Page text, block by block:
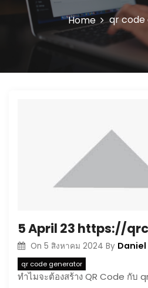
Home qr
On 5 สิงหาคม 2024 By Daniel
qr code generator
ทำไมจะต้องสร้าง QR Code กับ